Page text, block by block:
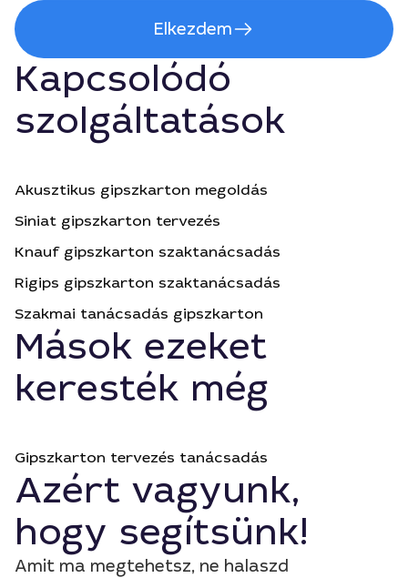
Elkezdem
Kapcsolódó
szolgáltatások
Akusztikus gipszkarton megoldás
Siniat gipszkarton tervezés
Knauf gipszkarton szaktanácsadás
Rigips gipszkarton szaktanácsadás
Szakmai tanácsadás gipszkarton
Mások ezeket
keresték még
Gipszkarton tervezés tanácsadás
Azért vagyunk,
hogy segítsünk!
Amit ma megtehetsz, ne halaszd